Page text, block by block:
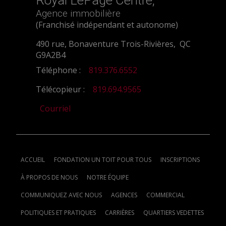
Agence immobilière
(Franchisé indépendant et autonome)
490 rue, Bonaventure Trois-Rivières, QC
G9A2B4
Téléphone :
819.376.6552
Télécopieur :
819.694.9565
Courriel
ACCUEIL FONDATION UN TOIT POUR TOUS INSCRIPTIONS
À PROPOS DE NOUS NOTRE ÉQUIPE
COMMUNIQUEZ AVEC NOUS AGENCES COMMERCIAL
POLITIQUES ET PRATIQUES CARRIÈRES QUARTIERS VEDETTES